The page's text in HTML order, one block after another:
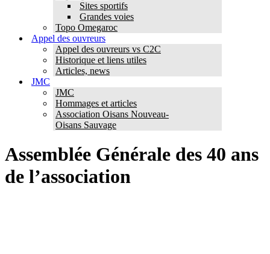
Sites sportifs
Grandes voies
Topo Omegaroc
Appel des ouvreurs
Appel des ouvreurs vs C2C
Historique et liens utiles
Articles, news
JMC
JMC
Hommages et articles
Association Oisans Nouveau-
Oisans Sauvage
Assemblée Générale des 40 ans
de l’association